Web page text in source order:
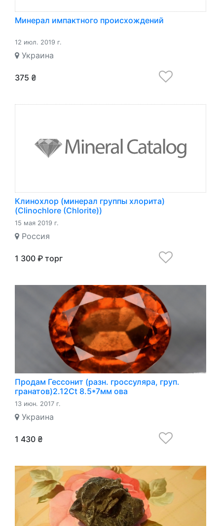
Минерал импактного происхождений
12 июл. 2019 г.
Украина
375 ₴
Клинохлор (минерал группы хлорита)
(Clinochlore (Chlorite))
15 мая 2019 г.
Россия
1 300 ₽ торг
Продам Гессонит (разн. гроссуляра, груп.
гранатов)2.12Ct 8.5*7мм ова
13 июн. 2017 г.
Украина
1 430 ₴